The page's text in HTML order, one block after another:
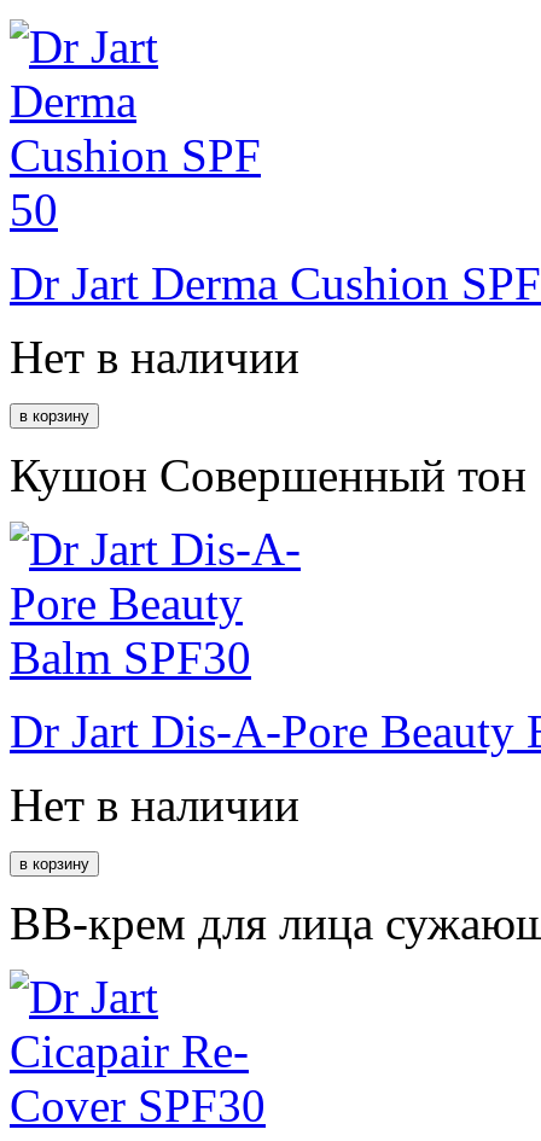
Dr Jart Derma Cushion
Нет в наличии
Кушон Совершенный тон
Dr Jart Dis-A-Pore Beauty
Нет в наличии
BB-крем для лица